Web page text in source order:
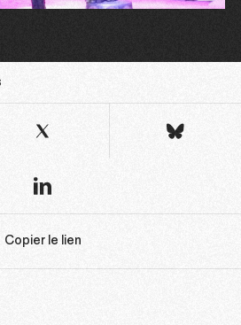
Copier le lien